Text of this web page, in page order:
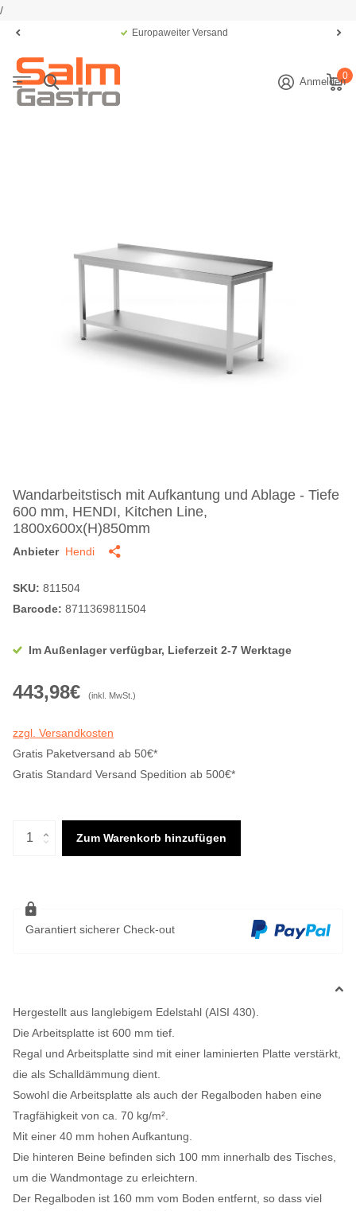
/
Europaweiter Versand
Anmelden0
Wandarbeitstisch mit Aufkantung und Ablage - Tiefe
600 mm, HENDI, Kitchen Line,
1800x600x(H)850mm
Anbieter Hendi
SKU: 811504
Barcode: 8711369811504
Im Außenlager verfügbar, Lieferzeit 2-7 Werktage
443,98€ (inkl. MwSt.)
zzgl. Versandkosten
Gratis Paketversand ab 50€*
Gratis Standard Versand Spedition ab 500€*
Zum Warenkorb hinzufügen
Garantiert sicherer Check-out
Hergestellt aus langlebigem Edelstahl (AISI 430).
Die Arbeitsplatte ist 600 mm tief.
Regal und Arbeitsplatte sind mit einer laminierten Platte verstärkt,
die als Schalldämmung dient.
Sowohl die Arbeitsplatte als auch der Regalboden haben eine
Tragfähigkeit von ca. 70 kg/m².
Mit einer 40 mm hohen Aufkantung.
Die hinteren Beine befinden sich 100 mm innerhalb des Tisches,
um die Wandmontage zu erleichtern.
Der Regalboden ist 160 mm vom Boden entfernt, so dass viel